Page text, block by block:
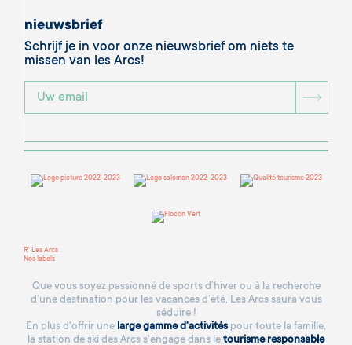
nieuwsbrief
Schrijf je in voor onze nieuwsbrief om niets te
missen van les Arcs!
R' Les Arcs
Nos labels
Que vous soyez passionné de sports d’hiver ou à la recherche
d’une destination pour les vacances d’été, Les Arcs saura vous
séduire !
En plus d'offrir une large gamme d'activitéspour toute la famille,
la station de ski des Arcs s'engage dans le tourisme responsable